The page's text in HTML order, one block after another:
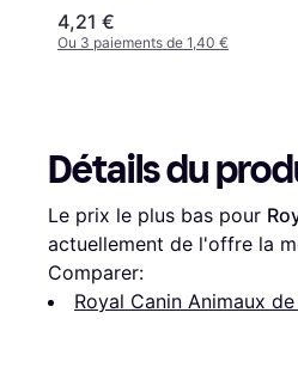
G
4,21 €
Ou 3 paiements de 1,40 €
Détails du
Le prix le plus bas pour
actuellement de l'offre la
Comparer:
Royal Canin Animaux